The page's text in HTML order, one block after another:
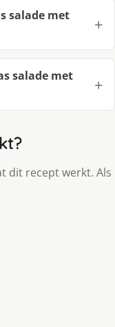
salade met
salade met
dit recept werkt. Als